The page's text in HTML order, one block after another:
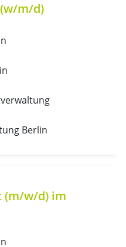
m/d)
Berlin
(m/w/d) im